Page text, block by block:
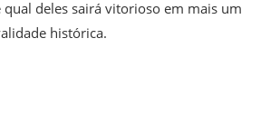
qual deles sairá vitorioso em mais um
histórica.